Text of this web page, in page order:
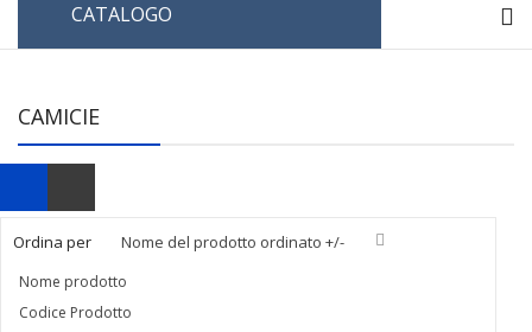
CATALOGO
CAMICIE
Ordina per Nome del prodotto ordinato +/-
Nome prodotto
Codice Prodotto